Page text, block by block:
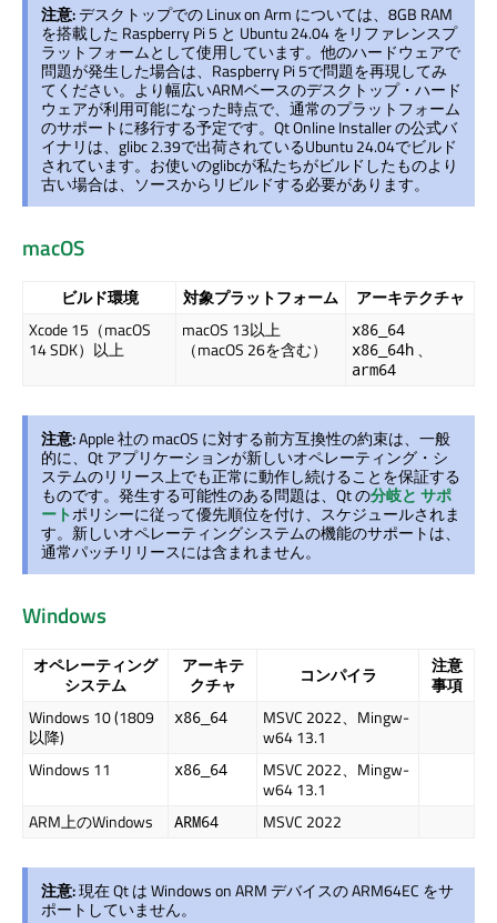
注意:デスクトップでの Linux on Arm については、8GB RAM
を搭載した Raspberry Pi 5 と Ubuntu 24.04 をリファレンスプ
ラットフォームとして使用しています。他のハードウェアで
問題が発生した場合は、Raspberry Pi 5で問題を再現してみ
てください。より幅広いARMベースのデスクトップ・ハード
ウェアが利用可能になった時点で、通常のプラットフォーム
のサポートに移行する予定です。 Qt Online Installerの公式バ
イナリは、glibc 2.39で出荷されているUbuntu 24.04でビルド
されています。お使いのglibcが私たちがビルドしたものより
古い場合は、ソースからリビルドする必要があります。
macOS
ビルド環境 対象プラットフォーム
アーキテクチャ
Xcode 15（macOS
14 SDK）以上
macOS 13以上
（macOS 26を含む）
x86_64
x86_64h 、
arm64
注意:Apple 社の macOS に対する前方互換性の約束は、一般
的に、Qt アプリケーションが新しいオペレーティング・シ
ステムのリリース上でも正常に動作し続けることを保証する
ものです。発生する可能性のある問題は、Qt の分岐と サポ
ートポリシーに従って優先順位を付け、スケジュールされま
す。新しいオペレーティングシステムの機能のサポートは、
通常パッチリリースには含まれません。
Windows
オペレーティング
システム
アーキテ
クチャ
コンパイラ
注意
事項
Windows 10 (1809
以降)
x86_64
MSVC 2022、Mingw-
w64 13.1
Windows 11
x86_64
MSVC 2022、Mingw-
w64 13.1
ARM上のWindows
ARM64 MSVC 2022
注意:現在 Qt は Windows on ARM デバイスの ARM64EC をサ
ポートしていません。